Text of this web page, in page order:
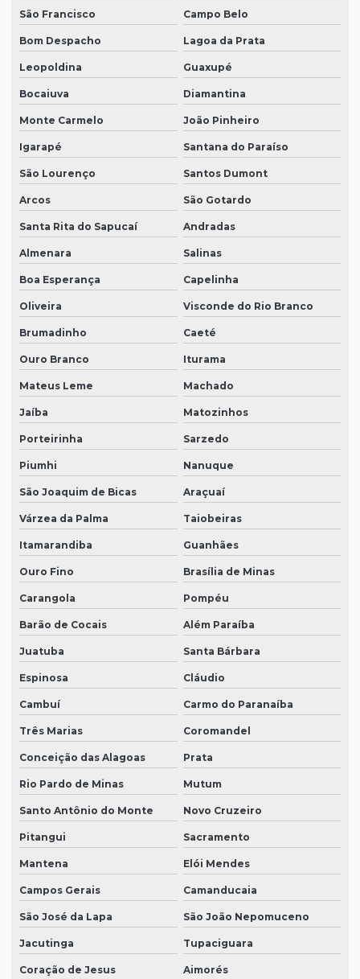
São Francisco Campo Belo
Bom Despacho Lagoa da Prata
Leopoldina Guaxupé
Bocaiuva Diamantina
Monte Carmelo João Pinheiro
Igarapé Santana do Paraíso
São Lourenço Santos Dumont
Arcos São Gotardo
Santa Rita do Sapucaí Andradas
Almenara Salinas
Boa Esperança Capelinha
Oliveira Visconde do Rio Branco
Brumadinho Caeté
Ouro Branco Iturama
Mateus Leme Machado
Jaíba Matozinhos
Porteirinha Sarzedo
Piumhi Nanuque
São Joaquim de Bicas Araçuaí
Várzea da Palma Taiobeiras
Itamarandiba Guanhães
Ouro Fino Brasília de Minas
Carangola Pompéu
Barão de Cocais Além Paraíba
Juatuba Santa Bárbara
Espinosa Cláudio
Cambuí Carmo do Paranaíba
Três Marias Coromandel
Conceição das Alagoas Prata
Rio Pardo de Minas Mutum
Santo Antônio do Monte Novo Cruzeiro
Pitangui Sacramento
Mantena Elói Mendes
Campos Gerais Camanducaia
São José da Lapa São João Nepomuceno
Jacutinga Tupaciguara
Coração de Jesus Aimorés